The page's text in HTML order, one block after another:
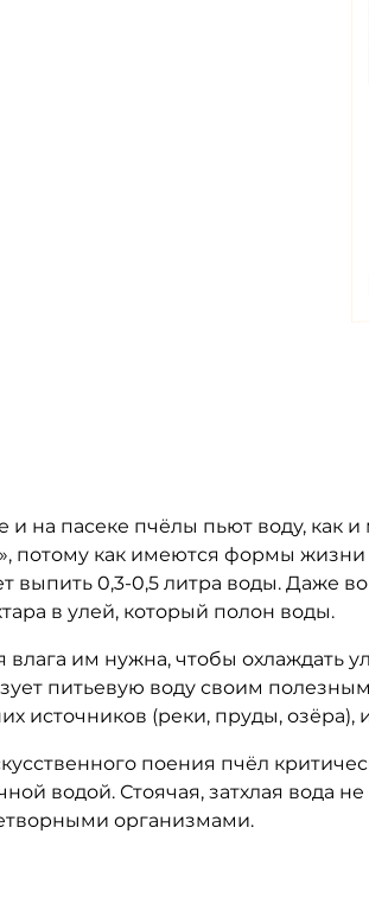
пасеке пчёлы пьют воду, как
потому как имеются формы
выпить 0,3-0,5 литра воды. Даже
в улей, который полон воды.
им нужна, чтобы охлаждать
питьевую воду своим
источников (реки, пруды,
поения пчёл
водой. Стоячая, затхлая вода
организмами.